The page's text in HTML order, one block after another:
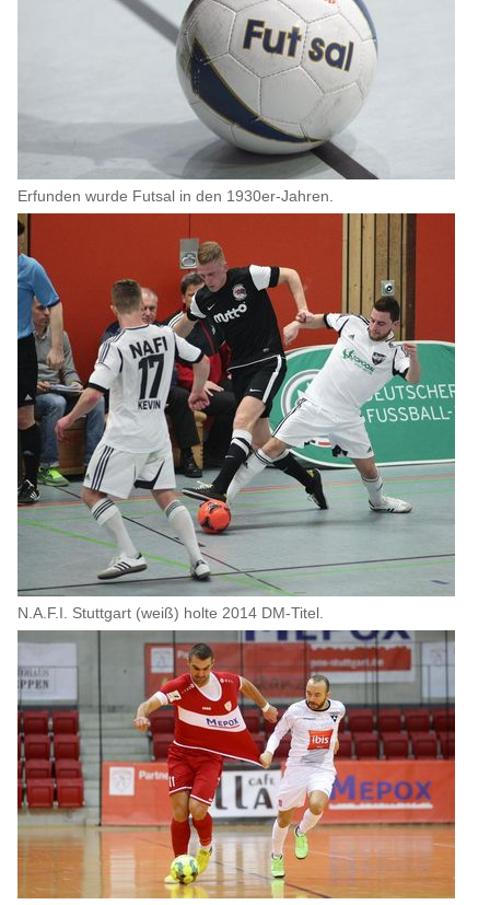
Erfunden wurde Futsal in den 1930er-Jahren.
N.A.F.I. Stuttgart (weiß) holte 2014 DM-Titel.